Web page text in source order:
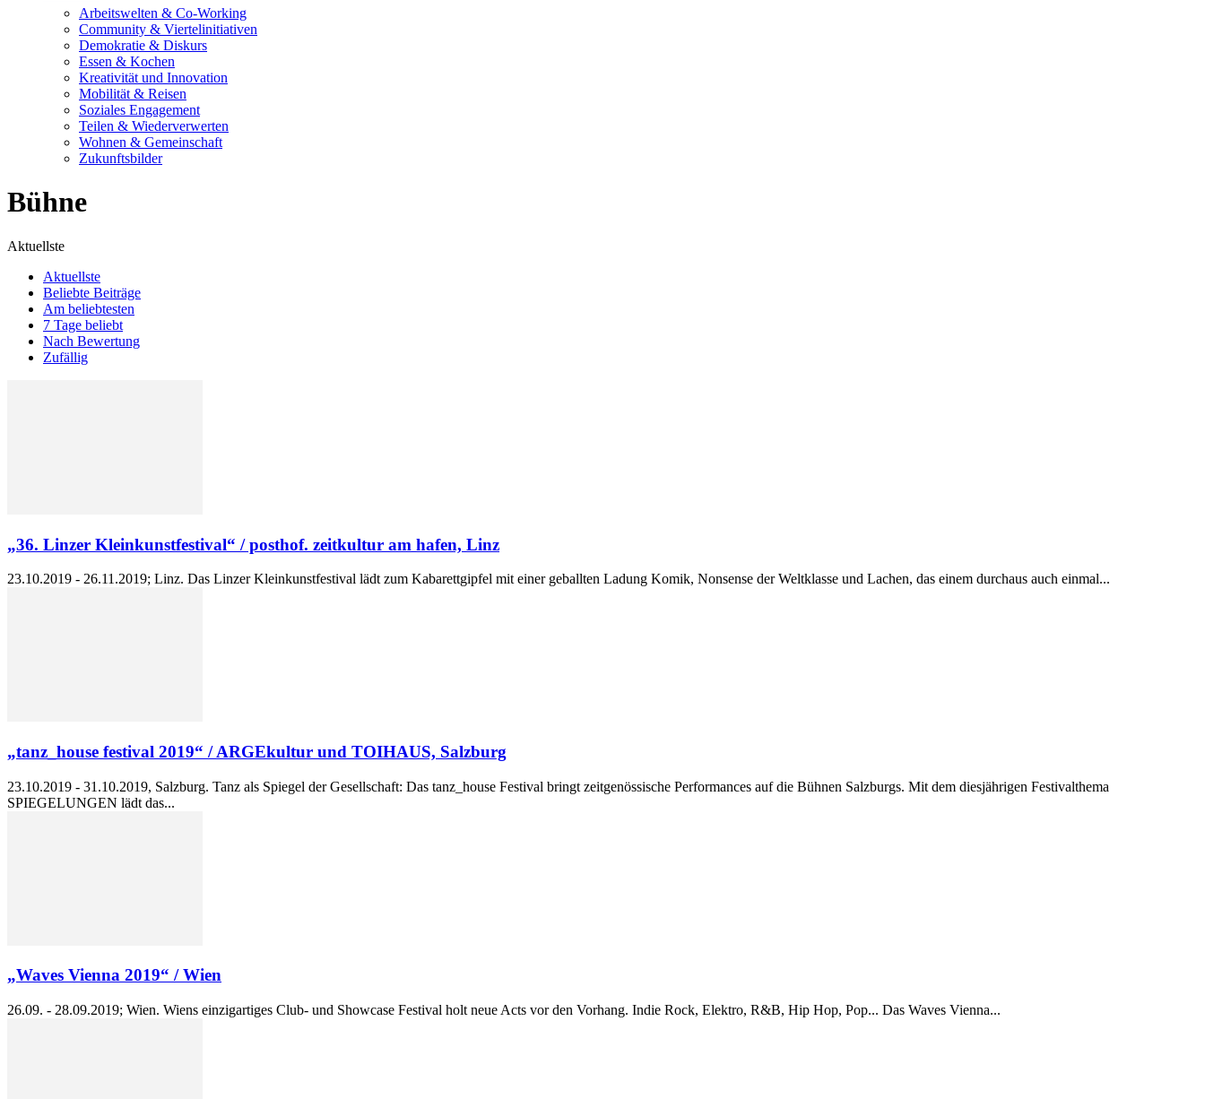
Arbeitswelten & Co-Working
Community & Viertelinitiativen
Demokratie & Diskurs
Essen & Kochen
Kreativität und Innovation
Mobilität & Reisen
Soziales Engagement
Teilen & Wiederverwerten
Wohnen & Gemeinschaft
Zukunftsbilder
Bühne
Aktuellste
Aktuellste
Beliebte Beiträge
Am beliebtesten
7 Tage beliebt
Nach Bewertung
Zufällig
„36. Linzer Kleinkunstfestival“ / posthof. zeitkultur am hafen, Linz
23.10.2019 - 26.11.2019; Linz. Das Linzer Kleinkunstfestival lädt zum Kabarettgipfel mit einer geballten Ladung Komik, Nonsense der Weltklasse und Lachen, das einem durchaus auch einmal...
„tanz_house festival 2019“ / ARGEkultur und TOIHAUS, Salzburg
23.10.2019 - 31.10.2019, Salzburg. Tanz als Spiegel der Gesellschaft: Das tanz_house Festival bringt zeitgenössische Performances auf die Bühnen Salzburgs. Mit dem diesjährigen Festivalthema
SPIEGELUNGEN lädt das...
„Waves Vienna 2019“ / Wien
26.09. - 28.09.2019; Wien. Wiens einzigartiges Club- und Showcase Festival holt neue Acts vor den Vorhang. Indie Rock, Elektro, R&B, Hip Hop, Pop... Das Waves Vienna...